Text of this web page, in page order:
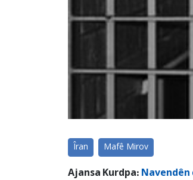
Îran Mafê Mirov
Ajansa Kurdpa: Navendên